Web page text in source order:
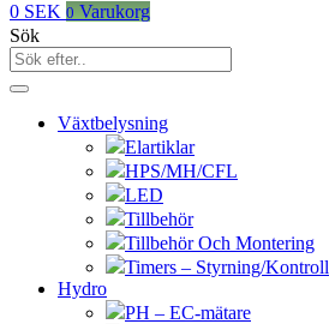
0 SEK 0 Varukorg
Sök
Växtbelysning
Elartiklar
HPS/MH/CFL
LED
Tillbehör
Tillbehör Och Montering
Timers – Styrning/Kontroll
Hydro
PH – EC-mätare